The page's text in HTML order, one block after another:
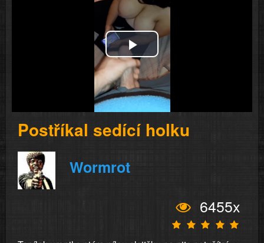
Play
Video
Postříkal sedící holku
Wormrot
6455x